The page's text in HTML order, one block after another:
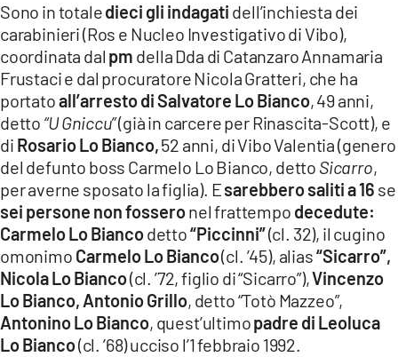
ILREGGINO.IT
COSENZACHANNEL.IT
ILVIBONESE.IT
CATANZAROCHANNEL.IT
LACAPITALENEWS.IT
App
ANDROID
APPLE
Sono in totaledieci gli indagati dell’inchiesta dei
carabinieri (Ros e Nucleo Investigativo di Vibo),
coordinata dal pm della Dda di Catanzaro Annamaria
Frustaci e dal procuratore Nicola Gratteri, che ha
portatoall’arresto di Salvatore Lo Bianco, 49 anni,
detto “U Gniccu”(già in carcere per Rinascita-Scott), e
di Rosario Lo Bianco,52 anni, di Vibo Valentia (genero
del defunto boss Carmelo Lo Bianco, detto Sicarro,
per averne sposato la figlia). Esarebbero saliti a 16 se
sei persone non fosseronel frattempo decedute:
Carmelo Lo Biancodetto“Piccinni”(cl. 32), il cugino
omonimo Carmelo Lo Bianco(cl. ’45), alias“Sicarro”,
Nicola Lo Bianco(cl. ’72, figlio di “Sicarro”),Vincenzo
Lo Bianco, Antonio Grillo, detto “Totò Mazzeo”,
Antonino Lo Bianco, quest’ultimopadre di Leoluca
Lo Bianco(cl. ’68) ucciso l’1 febbraio 1992.